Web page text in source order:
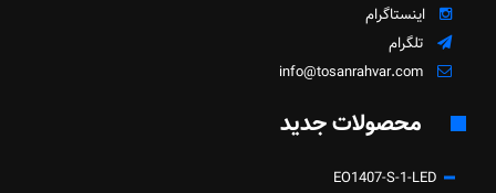
اینستاگرام
تلگرام
info@tosanrahvar.com
محصولات جدید
EO1407-S-1-LED